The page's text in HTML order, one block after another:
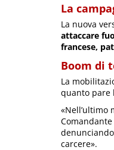
La
La nuova
attaccare
francese,
Boom di
La
quanto pare
«Nell’ultimo
Comandante
carcere».